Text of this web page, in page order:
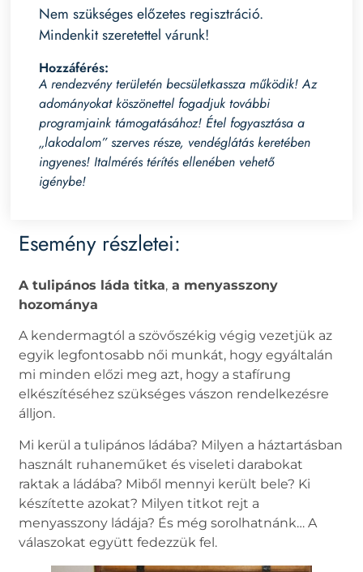
Nem szükséges előzetes regisztráció.
Mindenkit szeretettel várunk!
Hozzáférés:
A rendezvény területén becsületkassza működik! Az
adományokat köszönettel fogadjuk további
programjaink támogatásához! Étel fogyasztása a
„lakodalom” szerves része, vendéglátás keretében
ingyenes! Italmérés térítés ellenében vehető
igénybe!
Esemény részletei:
A tulipános láda titka, a menyasszony
hozománya
A kendermagtól a szövőszékig végig vezetjük az
egyik legfontosabb női munkát, hogy egyáltalán
mi minden előzi meg azt, hogy a stafírung
elkészítéséhez szükséges vászon rendelkezésre
álljon.
Mi kerül a tulipános ládába? Milyen a háztartásban
használt ruhaneműket és viseleti darabokat
raktak a ládába? Miből mennyi került bele? Ki
készítette azokat? Milyen titkot rejt a
menyasszony ládája? És még sorolhatnánk… A
válaszokat együtt fedezzük fel.